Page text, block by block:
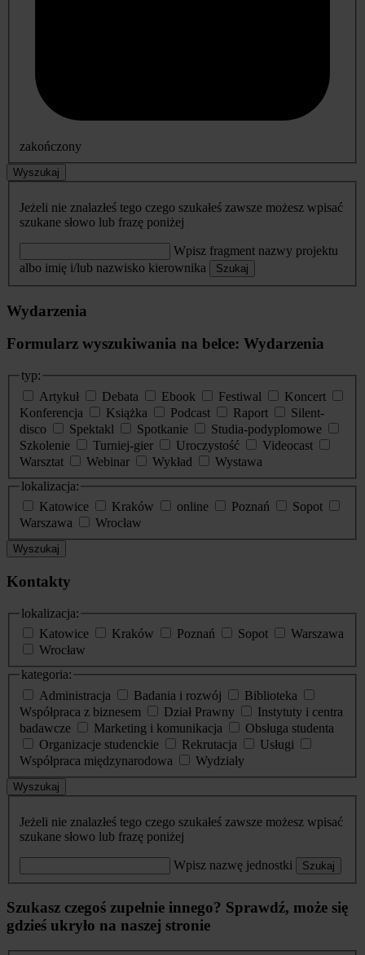
zakończony
Wyszukaj
Jeżeli nie znalazłeś tego czego szukałeś zawsze możesz wpisać
szukane słowo lub frazę poniżej
Wpisz fragment nazwy projektu
albo imię i/lub nazwisko kierownika
Szukaj
Wydarzenia
Formularz wyszukiwania na belce: Wydarzenia
typ:
Artykuł
Debata Ebook Festiwal
Koncert
Konferencja
Książka Podcast Raport
Silent-
disco
Spektakl Spotkanie
Studia-podyplomowe
Szkolenie
Turniej-gier Uroczystość
Videocast
Warsztat
Webinar Wykład
Wystawa
lokalizacja:
Katowice
Kraków online Poznań
Sopot
Warszawa
Wrocław
Wyszukaj
Kontakty
lokalizacja:
Katowice
Kraków Poznań Sopot
Warszawa
Wrocław
kategoria:
Administracja
Badania i rozwój
Biblioteka
Współpraca z biznesem
Dział Prawny
Instytuty i centra
badawcze
Marketing i komunikacja
Obsługa studenta
Organizacje studenckie
Rekrutacja
Usługi
Współpraca międzynarodowa
Wydziały
Wyszukaj
Jeżeli nie znalazłeś tego czego szukałeś zawsze możesz wpisać
szukane słowo lub frazę poniżej
Wpisz nazwę jednostki Szukaj
Szukasz czegoś zupełnie innego? Sprawdź, może się
gdzieś ukryło na naszej stronie